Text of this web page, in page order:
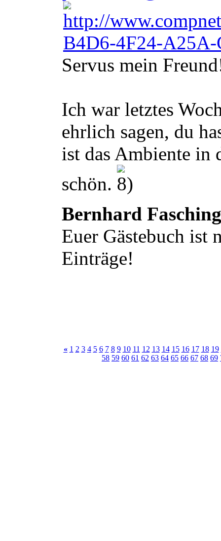
Servus mein
Ich war letztes
ehrlich sagen, du
ist das Ambiente in
schön.
Bernhard Fasching
Euer Gästebuch ist
Einträge!
« 1 2 3 4 5 6 7 8 9 10 11 12 13 14 15 16 17 18 19
58 59 60 61 62 63 64 65 66 67 68 69